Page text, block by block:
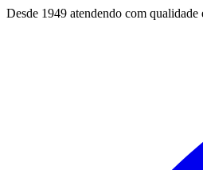
Desde 1949 atendendo com